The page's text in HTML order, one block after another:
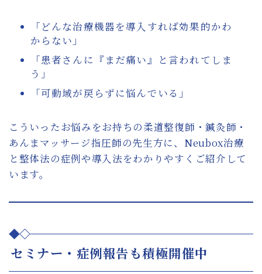
「どんな治療機器を導入すれば効果的かわ
からない」
「患者さんに『まだ痛い』と言われてしま
う」
「可動域が戻らずに悩んでいる」
こういったお悩みをお持ちの柔道整復師・鍼灸師・
あんまマッサージ指圧師の先生方に、Neubox治療
と整体法の症例や導入法をわかりやすくご紹介して
います。
セミナー・症例報告も積極開催中